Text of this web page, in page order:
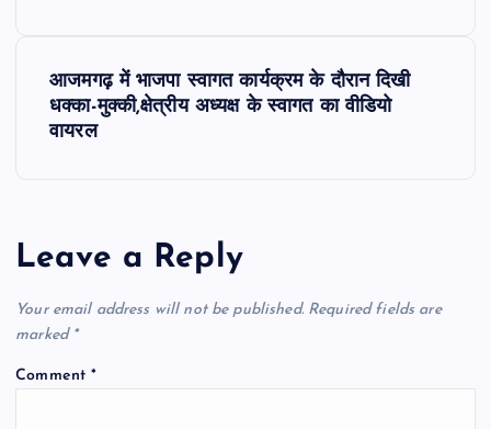
v
i
g
आजमगढ़ में भाजपा स्वागत कार्यक्रम के दौरान दिखी
धक्का-मुक्की,क्षेत्रीय अध्यक्ष के स्वागत का वीडियो
वायरल
Leave a Reply
Your email address will not be published. Required fields are
marked *
Comment*